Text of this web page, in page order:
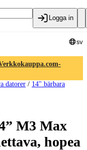
Logga in
sv
datorer / 14" bärbara
M3 Max
hopea